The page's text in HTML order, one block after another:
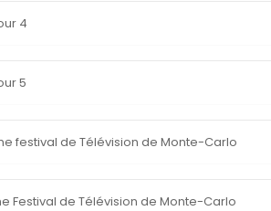
4
5
festival de Télévision de Monte-Carlo
Festival de Télévision de Monte-Carlo